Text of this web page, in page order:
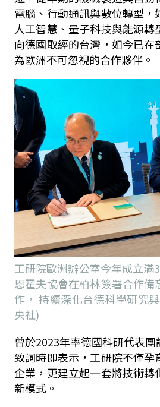
電腦、行動通訊與數位轉型，
人工智慧、量子科技與能源
向德國取經的台灣，如今已
為歐洲不可忽視的合作夥伴。
工研院歐洲辦公室今年成立滿
恩霍夫協會在柏林簽署合作備
作， 持續深化台德科學研究
央社)
曾於2023年率德國科研代表
致詞時即表示，工研院不僅孕
企業，更建立起一套將技術轉
新模式。